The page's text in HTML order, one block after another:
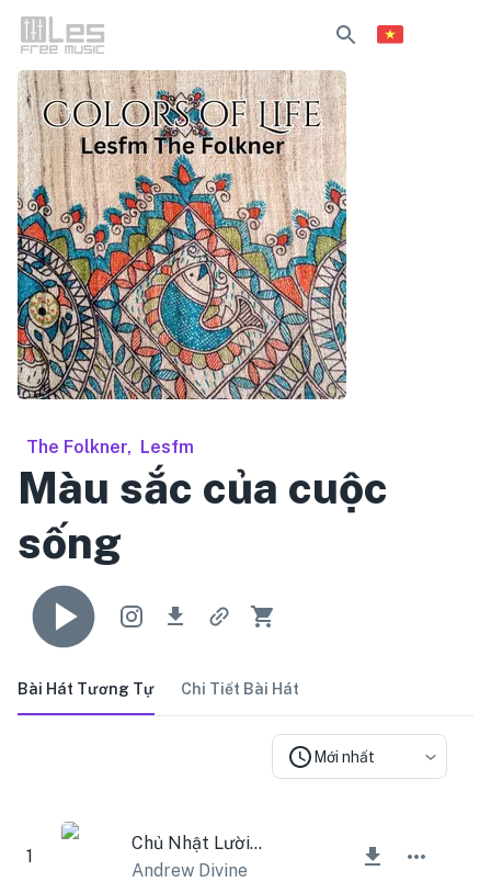
The Folkner, Lesfm
Màu sắc của cuộc
sống
Bài Hát Tương Tự Chi Tiết Bài Hát
Mới nhất
1
Chủ Nhật Lười Biếng
Andrew Divine